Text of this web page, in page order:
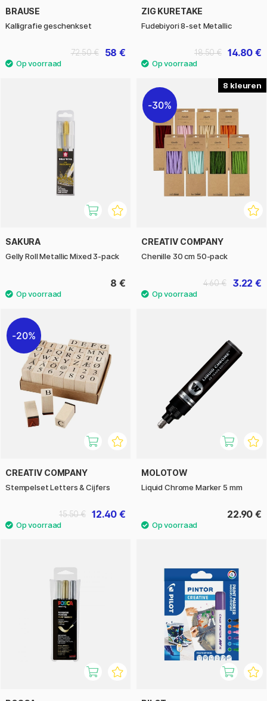
BRAUSE
Kalligrafie geschenkset
58 €
72.50 €
ZIG KURETAKE
Fudebiyori 8-­set Metallic
14.80 €
18.50 €
SAKURA
Gelly Roll Metallic Mixed 3-pack
8 €
8
30%
CREATIV COMPANY
Chenille 30 cm 50-pack
3.22 €
4.60 €
20%
CREATIV COMPANY
Stempelset Letters & Cijfers
12.40 €
15.50 €
MOLOTOW
Liquid Chrome Marker 5 mm
22.90 €